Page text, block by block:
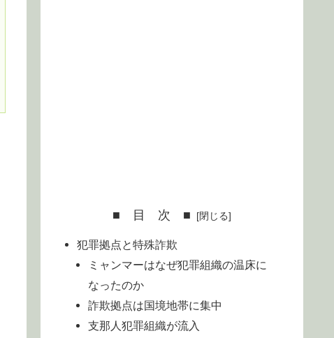
■ 目 次 ■
犯罪拠点と特殊詐欺
ミャンマーはなぜ犯罪組織の温床に
なったのか
詐欺拠点は国境地帯に集中
支那人犯罪組織が流入